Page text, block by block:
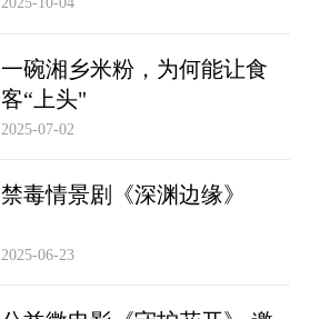
一碗湘乡米粉，为何能让食
客“上头"
2025-07-02
禁毒情景剧《深渊边缘》
2025-06-23